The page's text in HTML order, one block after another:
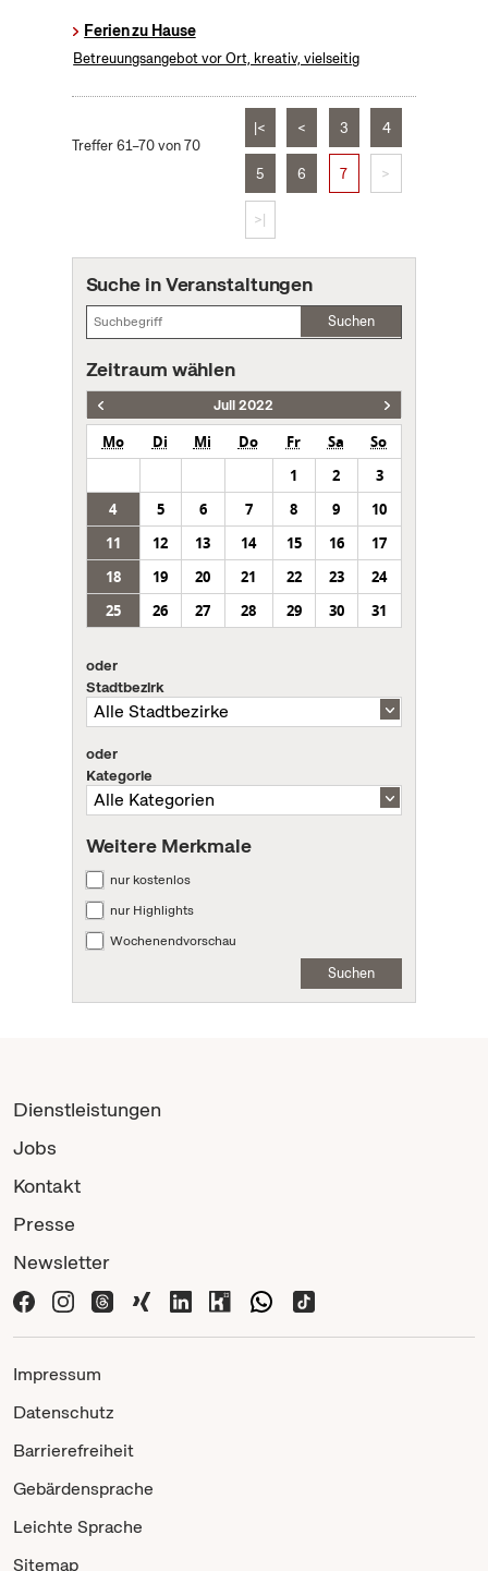
Ferien zu Hause
Betreuungsangebot vor Ort, kreativ, vielseitig
Treffer 61–70 von 70
|< < 3 4
5 6 7 >
>|
Suche in Veranstaltungen
Suchen
Zeitraum wählen
Juli 2022
Mo Di Mi Do Fr Sa
So
1
2
3
4
5 6 7 8 9
10
11
12 13 14 15 16
17
18
19 20 21 22 23
24
25
26 27 28 29 30 31
oder
Stadtbezirk
oder
Kategorie
Weitere Merkmale
nur kostenlos
nur Highlights
Wochenendvorschau
Suchen
Dienstleistungen
Jobs
Kontakt
Presse
Newsletter
Impressum
Datenschutz
Barrierefreiheit
Gebärdensprache
Leichte Sprache
Sitemap